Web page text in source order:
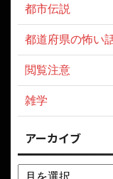
都市伝説
都道府県の怖い
閲覧注意
雑学
アーカイブ